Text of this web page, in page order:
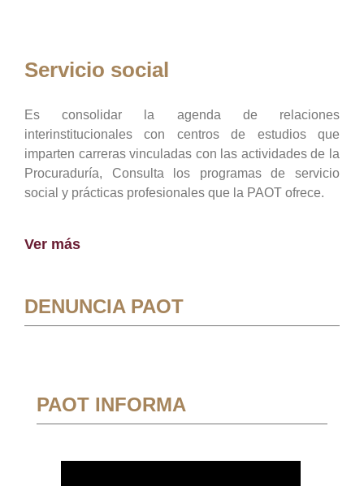
Servicio social
Es consolidar la agenda de relaciones
interinstitucionales con centros de estudios que
imparten carreras vinculadas con las actividades de la
Procuraduría, Consulta los programas de servicio
social y prácticas profesionales que la PAOT ofrece.
Ver más
DENUNCIA PAOT
PAOT INFORMA